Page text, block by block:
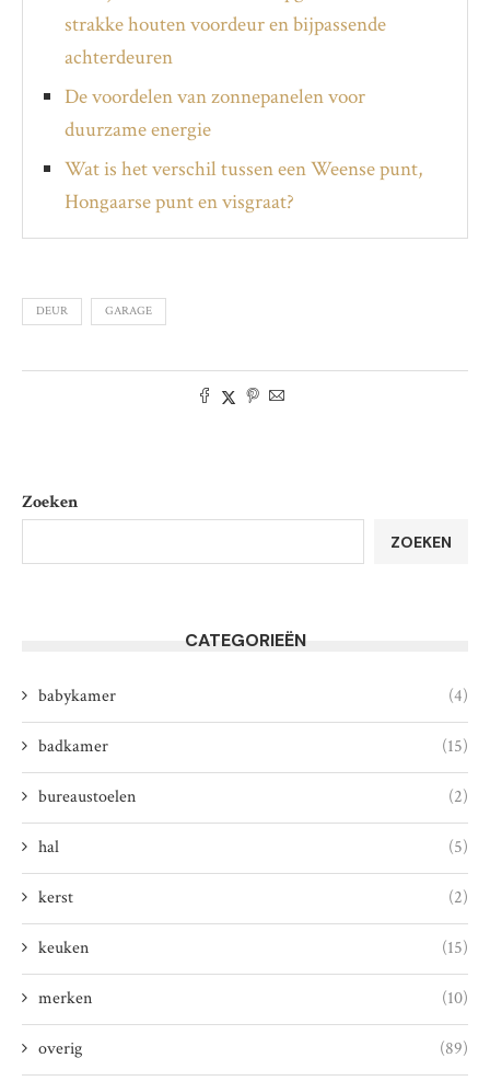
strakke houten voordeur en bijpassende
achterdeuren
De voordelen van zonnepanelen voor
duurzame energie
Wat is het verschil tussen een Weense punt,
Hongaarse punt en visgraat?
DEUR GARAGE
Zoeken
ZOEKEN
CATEGORIEËN
babykamer (4)
badkamer (15)
bureaustoelen (2)
hal (5)
kerst (2)
keuken (15)
merken (10)
overig (89)